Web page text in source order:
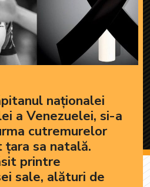
naționalei
a Venezuelei, si-a
cutremurelor
sa natală.
printre
sale, alături de